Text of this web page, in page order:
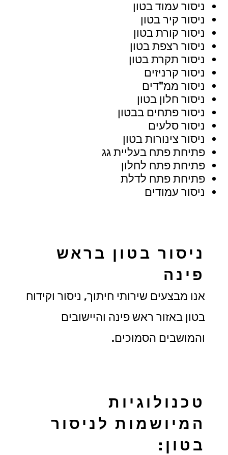
ניסור עמוד בטון
ניסור קיר בטון
ניסור קורת בטון
ניסור רצפת בטון
ניסור תקרת בטון
ניסור קרניזים
ניסור ממ"דים
ניסור חלון בטון
ניסור פתחים בבטון
ניסור סלעים
ניסור צינורות בטון
פתיחת פתח בעליית גג
פתיחת פתח לחלון
פתיחת פתח לדלת
ניסור עמודים
ניסור בטון בראש
פינה
אנו מבצעים שירותי חיתוך, ניסור וקידוח
בטון באזור ראש פינה והיישובים
והמושבים הסמוכים.
טכנולוגיות
המיושמות לניסור
בטון: